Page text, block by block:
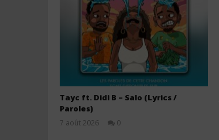
Tayc ft. Didi B – Salo (Lyrics /
Paroles)
7 août 2026
0